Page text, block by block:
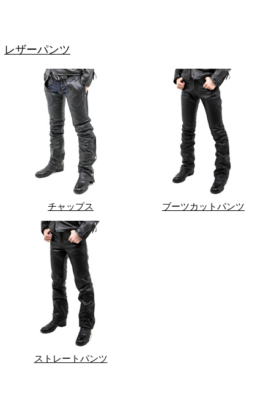
レザーパンツ
チャップス ブーツカットパンツ
ストレートパンツ